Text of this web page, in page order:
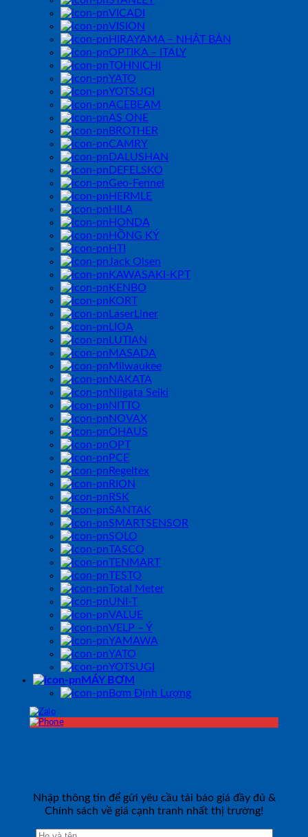
VICADI
VISION
HIRAYAMA – NHẬT BẢN
OPTIKA – ITALY
TOHNICHI
YATO
YOTSUGI
ACEBEAM
AS ONE
BROTHER
CAMRY
DALUSHAN
DEFELSKO
Geo-Fennel
HERMLE
HILA
HONDA
HỒNG KÝ
HTI
Jack Olsen
KAWASAKI-KPT
KENBO
KORT
LaserLiner
LIOA
LUTIAN
MASADA
Milwaukee
NAKATA
Niigata Seiki
NITTO
NOVAX
OHAUS
OPT
PCE
Regeltex
RION
RSK
SANTAK
SMARTSENSOR
SOLO
TASCO
TENMART
TESTO
Total Meter
UNI-T
VALUE
VELP – Ý
YAMAWA
YATO
YOTSUGI
MÁY BƠM
Bơm Định Lượng
Nhập thông tin để gửi yêu cầu tải báo giá đầy đủ &
Chính sách về giá cạnh tranh nhất thị trường!